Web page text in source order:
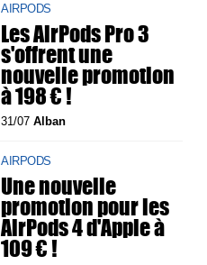
AIRPODS
Les AirPods Pro 3
s'offrent une
nouvelle promotion
à 198 € !
31/07Alban
AIRPODS
Une nouvelle
promotion pour les
AirPods 4 d'Apple à
109 € !